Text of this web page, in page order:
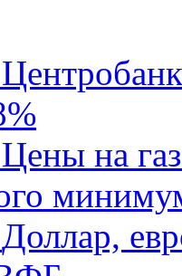
Цены на
Доллар,